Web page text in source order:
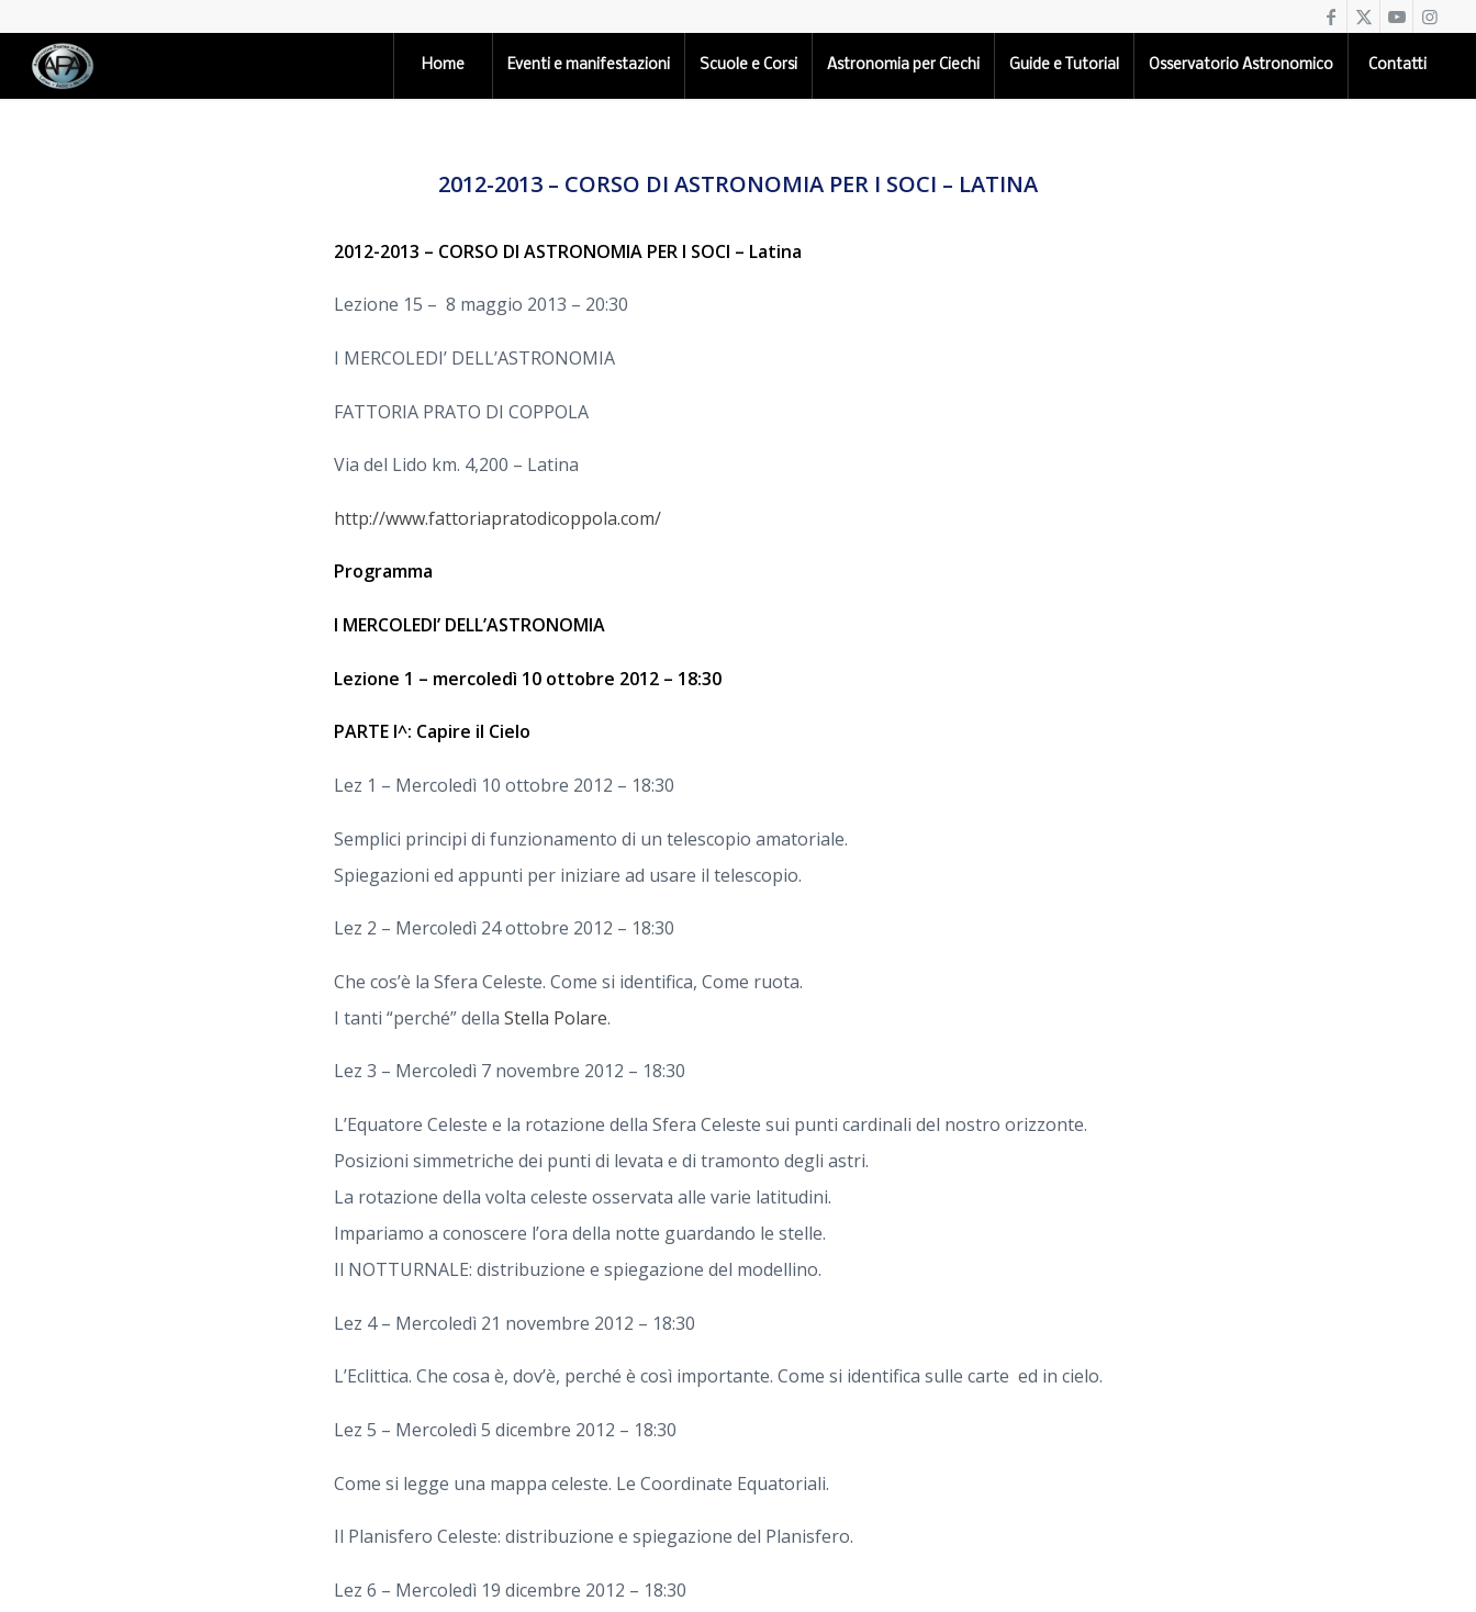
Home Eventi e manifestazioni Scuole e Corsi Astronomia per Ciechi Guide e Tutorial Osservatorio Astronomico Contatti
2012-2013 – CORSO DI ASTRONOMIA PER I SOCI – LATINA
2012-2013 – CORSO DI ASTRONOMIA PER I SOCI – Latina
Lezione 15 – 8 maggio 2013 – 20:30
I MERCOLEDI’ DELL’ASTRONOMIA
FATTORIA PRATO DI COPPOLA
Via del Lido km. 4,200 – Latina
http://www.fattoriapratodicoppola.com/
Programma
I MERCOLEDI’ DELL’ASTRONOMIA
Lezione 1 – mercoledì 10 ottobre 2012 – 18:30
PARTE I^: Capire il Cielo
Lez 1 – Mercoledì 10 ottobre 2012 – 18:30
Semplici principi di funzionamento di un telescopio amatoriale.
Spiegazioni ed appunti per iniziare ad usare il telescopio.
Lez 2 – Mercoledì 24 ottobre 2012 – 18:30
Che cos’è la Sfera Celeste. Come si identifica, Come ruota.
I tanti “perché” della Stella Polare.
Lez 3 – Mercoledì 7 novembre 2012 – 18:30
L’Equatore Celeste e la rotazione della Sfera Celeste sui punti cardinali del nostro orizzonte.
Posizioni simmetriche dei punti di levata e di tramonto degli astri.
La rotazione della volta celeste osservata alle varie latitudini.
Impariamo a conoscere l’ora della notte guardando le stelle.
Il NOTTURNALE: distribuzione e spiegazione del modellino.
Lez 4 – Mercoledì 21 novembre 2012 – 18:30
L’Eclittica. Che cosa è, dov’è, perché è così importante. Come si identifica sulle carte ed in cielo.
Lez 5 – Mercoledì 5 dicembre 2012 – 18:30
Come si legge una mappa celeste. Le Coordinate Equatoriali.
Il Planisfero Celeste: distribuzione e spiegazione del Planisfero.
Lez 6 – Mercoledì 19 dicembre 2012 – 18:30